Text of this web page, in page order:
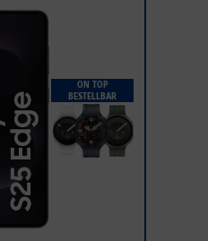
ON TOP
BESTELLBAR